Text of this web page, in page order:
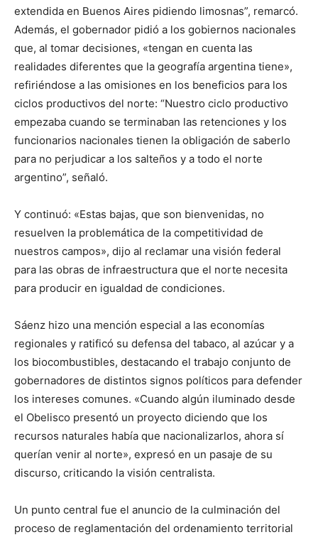
extendida en Buenos Aires pidiendo limosnas”, remarcó.
Además, el gobernador pidió a los gobiernos nacionales
que, al tomar decisiones, «tengan en cuenta las
realidades diferentes que la geografía argentina tiene»,
refiriéndose a las omisiones en los beneficios para los
ciclos productivos del norte: “Nuestro ciclo productivo
empezaba cuando se terminaban las retenciones y los
funcionarios nacionales tienen la obligación de saberlo
para no perjudicar a los salteños y a todo el norte
argentino”, señaló.
Y continuó: «Estas bajas, que son bienvenidas, no
resuelven la problemática de la competitividad de
nuestros campos», dijo al reclamar una visión federal
para las obras de infraestructura que el norte necesita
para producir en igualdad de condiciones.
Sáenz hizo una mención especial a las economías
regionales y ratificó su defensa del tabaco, al azúcar y a
los biocombustibles, destacando el trabajo conjunto de
gobernadores de distintos signos políticos para defender
los intereses comunes. «Cuando algún iluminado desde
el Obelisco presentó un proyecto diciendo que los
recursos naturales había que nacionalizarlos, ahora sí
querían venir al norte», expresó en un pasaje de su
discurso, criticando la visión centralista.
Un punto central fue el anuncio de la culminación del
proceso de reglamentación del ordenamiento territorial